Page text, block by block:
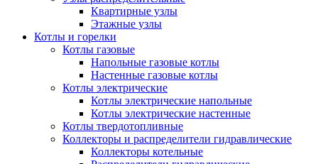
Квартирные узлы
Этажные узлы
Котлы и горелки
Котлы газовые
Напольные газовые котлы
Настенные газовые котлы
Котлы электрические
Котлы электрические напольные
Котлы электрические настенные
Котлы твердотопливные
Коллекторы и распределители гидравлические
Коллекторы котельные